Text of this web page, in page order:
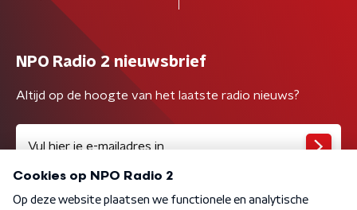
NPO Radio 2 nieuwsbrief
Altijd op de hoogte van het laatste radio nieuws?